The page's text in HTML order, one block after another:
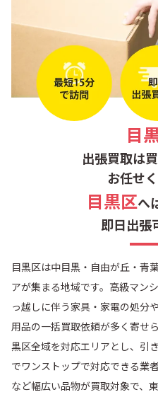
目黒本町
祐天寺
目
出張買取は
お任せ
目黒区へ
即日出張
目黒区は中目黒・自由が丘・青
アが集まる地域です。 高級マン
っ越しに伴う家具・家電の処分
用品の一括買取依頼が多く寄せ
黒区全域を対応エリアとし、 引
でワンストップで対応できる業
など幅広い品物が買取対象で、